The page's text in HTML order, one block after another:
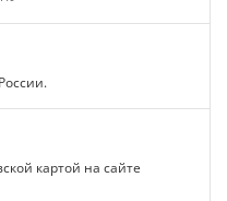
картой на сайте